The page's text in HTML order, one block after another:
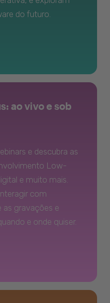
do futuro.
ao vivo e sob
e descubra as
Low-
e muito mais.
com
as gravações e
e onde quiser.